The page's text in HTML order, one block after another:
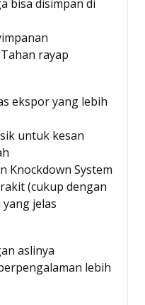
bisa disimpan di
rayap
ekspor yang lebih
untuk kesan
Knockdown System
(cukup dengan
jelas
aslinya
lebih